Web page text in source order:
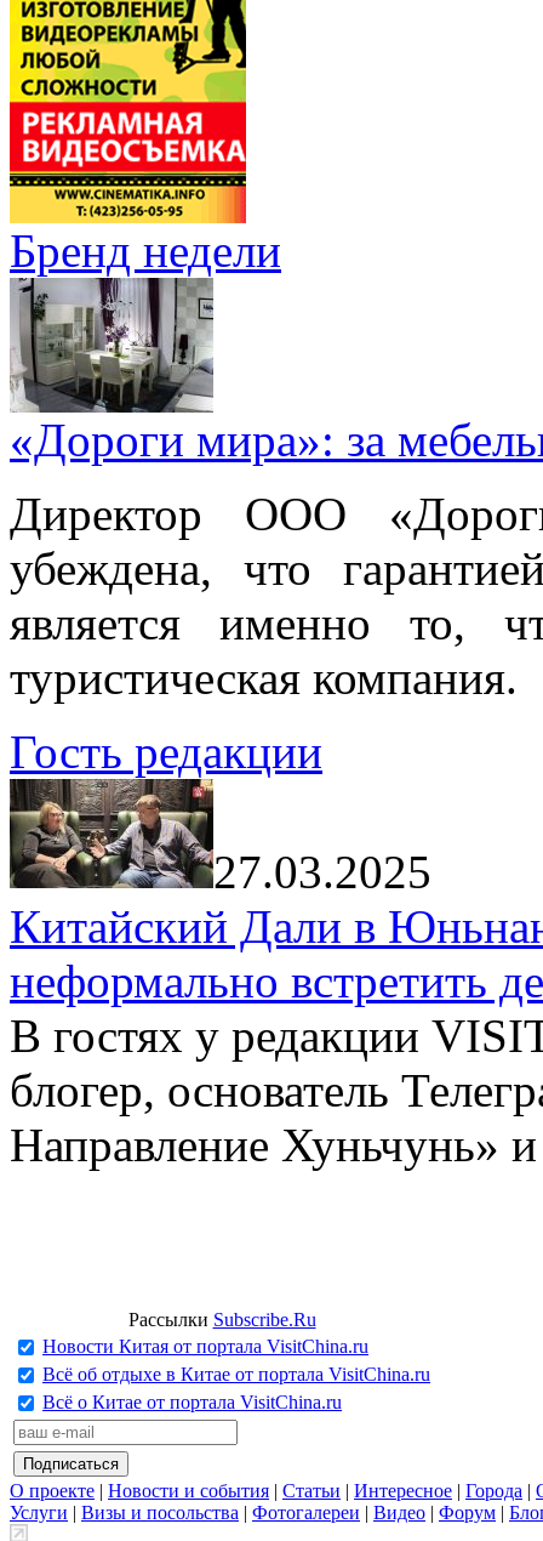
Бренд недели
«Дороги мира»: за
Директор ООО
убеждена, что
является именно то,
туристическая компания.
Гость редакции
27.03.2025
Китайский Дали в
неформально встретить
В гостях у редакции
блогер, основатель
Направление Хуньчунь»
Рассылки Subscribe.Ru
Новости Китая от портала VisitChina.ru
Всё об отдыхе в Китае от портала VisitChina.ru
Всё о Китае от портала VisitChina.ru
О проекте | Новости и события | Статьи | Интересное | Города |
Услуги | Визы и посольства | Фотогалереи | Видео | Форум |